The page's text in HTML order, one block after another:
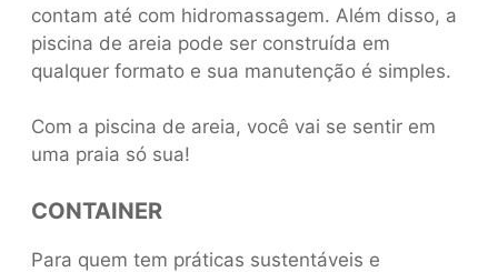
contam até com hidromassagem. Além disso, a
piscina de areia pode ser construída em
qualquer formato e sua manutenção é simples.
Com a piscina de areia, você vai se sentir em
uma praia só sua!
CONTAINER
Para quem tem práticas sustentáveis e